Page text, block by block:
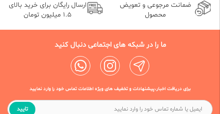
ضمانت مرجوعی و تعویض
محصول
ارسال رایگان برای خرید بالای
1.5 میلیون تومان
ما را در شبکه های اجتماعی دنبال کنید
برای دریافت اخبار،پیشنهادات و تخفیف های ویژه اطلاعات تماس خود را وارد نمایید
تایید